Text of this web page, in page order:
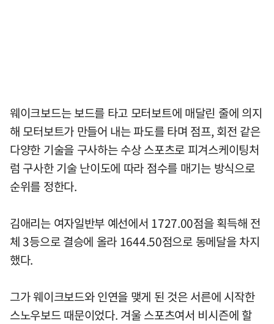
웨이크보드는 보드를 타고 모터보트에 매달린 줄에 의지
해 모터보트가 만들어 내는 파도를 타며 점프, 회전 같은
다양한 기술을 구사하는 수상 스포츠로 피겨스케이팅처
럼 구사한 기술 난이도에 따라 점수를 매기는 방식으로
순위를 정한다.
김애리는 여자일반부 예선에서 1727.00점을 획득해 전
체 3등으로 결승에 올라 1644.50점으로 동메달을 차지
했다.
그가 웨이크보드와 인연을 맺게 된 것은 서른에 시작한
스노우보드 때문이었다. 겨울 스포츠여서 비시즌에 할